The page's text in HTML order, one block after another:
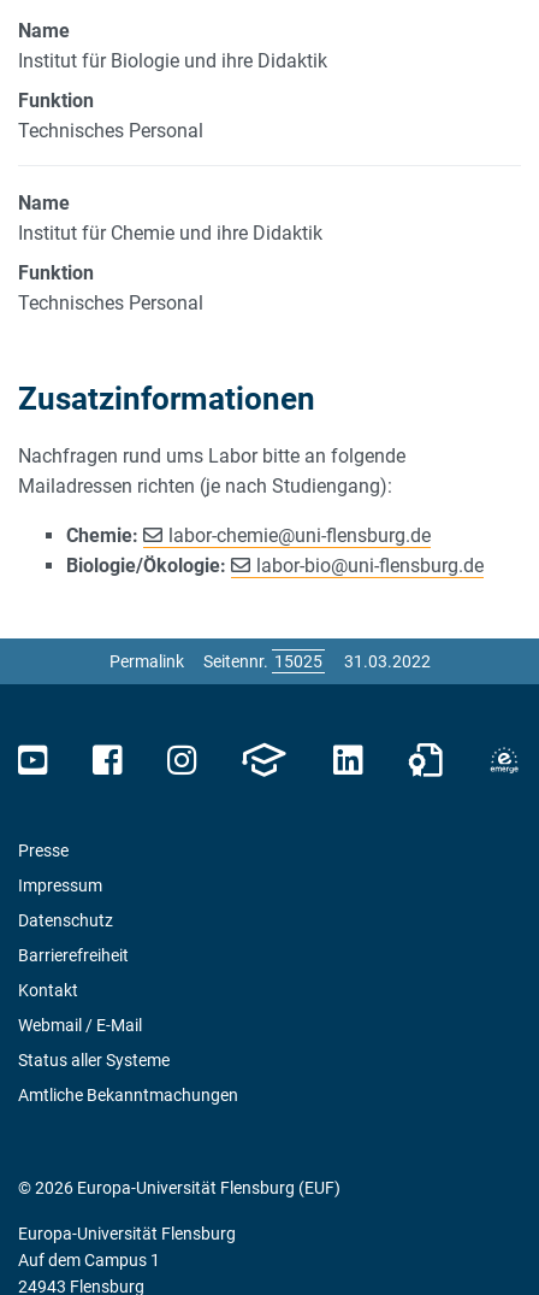
Name
Institut für Biologie und ihre Didaktik
Funktion
Technisches Personal
Name
Institut für Chemie und ihre Didaktik
Funktion
Technisches Personal
Zusatzinformationen
Nachfragen rund ums Labor bitte an folgende
Mailadressen richten (je nach Studiengang):
Chemie: labor-chemie@uni-flensburg.de
Biologie/Ökologie:
labor-bio@uni-flensburg.de
Permalink Seitennr. 31.03.2022
Presse
Impressum
Datenschutz
Barrierefreiheit
Kontakt
Webmail / E-Mail
Status aller Systeme
Amtliche Bekanntmachungen
© 2026 Europa-Universität Flensburg (EUF)
Europa-Universität Flensburg
Auf dem Campus 1
24943 Flensburg